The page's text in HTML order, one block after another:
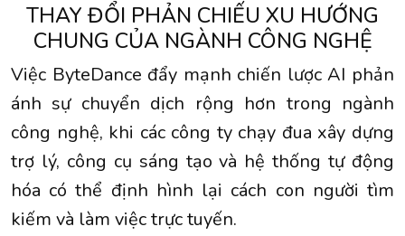
THAY ĐỔI PHẢN CHIẾU XU HƯỚNG
CHUNG CỦA NGÀNH CÔNG NGHỆ
Việc ByteDance đẩy mạnh chiến lược AI phản
ánh sự chuyển dịch rộng hơn trong ngành
công nghệ, khi các công ty chạy đua xây dựng
trợ lý, công cụ sáng tạo và hệ thống tự động
hóa có thể định hình lại cách con người tìm
kiếm và làm việc trực tuyến.